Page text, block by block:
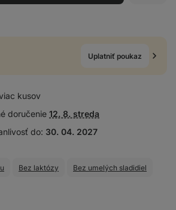
Uplatniť poukaz
kusov
doručenie Zobraziť
o doručení:
12. 8. streda
do: 30. 04. 2027
Bez laktózy Bez umelých sladidiel